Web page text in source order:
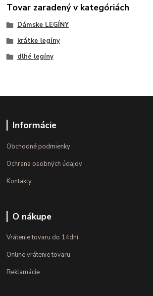
Tovar zaradený v kategóriách
Dámske LEGÍNY
krátke legíny
dlhé legíny
Informácie
Obchodné podmienky
Ochrana osobných údajov
Kontakty
O nákupe
Vrátenie tovaru do 14dní
Online vrátenie tovaru
Reklamácie